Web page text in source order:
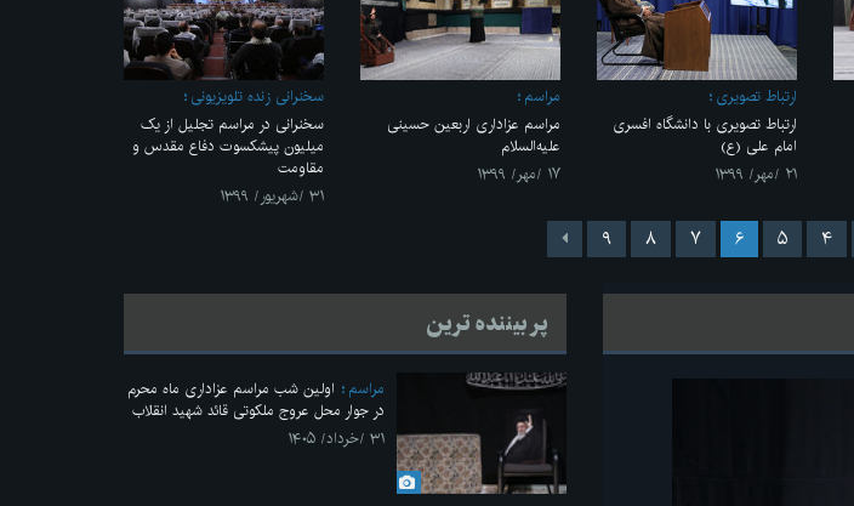
ارتباط تصویری
ارتباط تصویری با دانشگاه افسری
امام علی (ع)
۲۱ /مهر/ ۱۳۹۹
مراسم
مراسم عزاداری اربعین حسینی
علیه‌السلام
۱۷ /مهر/ ۱۳۹۹
سخنرانی زنده تلویزیونی
سخنرانی در مراسم تجلیل از یک
میلیون پیشکسوت دفاع مقدس و
مقاومت
۳۱ /شهریور/ ۱۳۹۹
۴ ۵ ۶ ۷ ۸ ۹
پر بیننده ترین
مراسم
اولین شب مراسم عزاداری ماه محرم
در جوار محل عروج ملکوتی قائد شهید انقلاب
۳۱ /خرداد/ ۱۴۰۵